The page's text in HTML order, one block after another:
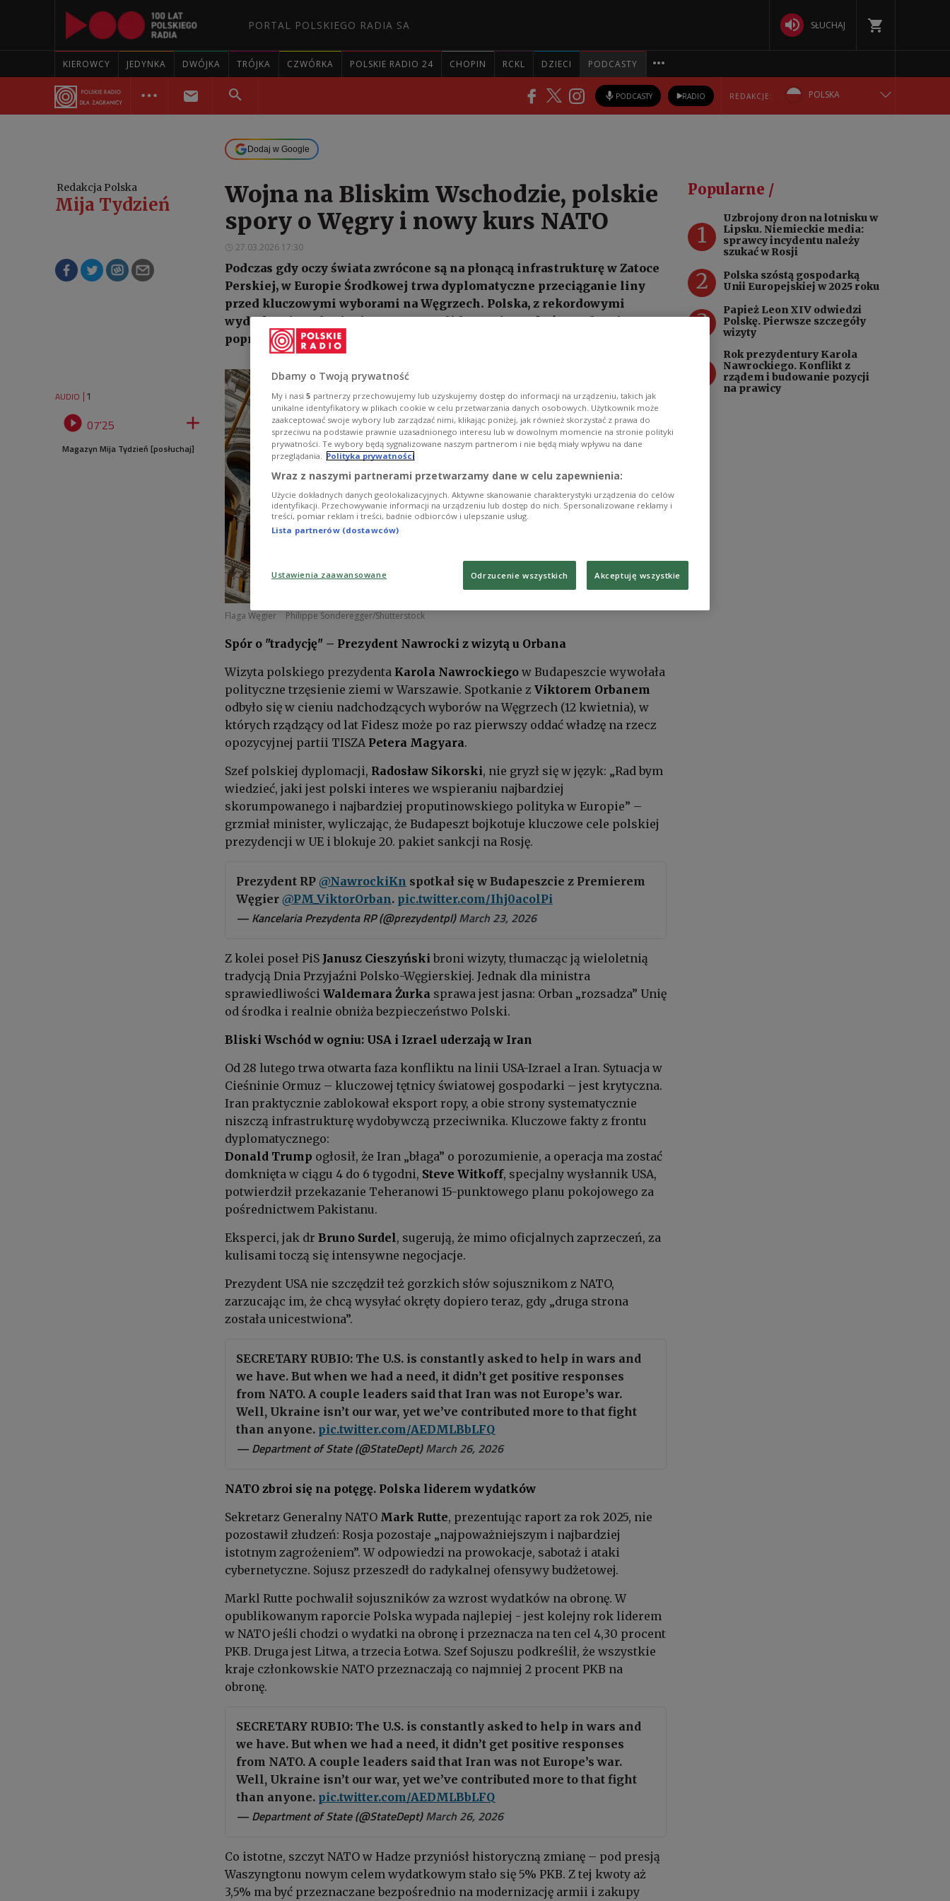
PORTAL POLSKIEGO RADIA SA SŁUCHAJ
KIEROWCY JEDYNKA DWÓJKA TRÓJKA CZWÓRKA POLSKIE RADIO 24 CHOPIN RCKL DZIECI PODCASTY
PODCASTY RADIO REDAKCJE: POLSKA
РУССКИЙ
УКРАЇНСЬКА
Dodaj w Google
Redakcja Polska
Mija Tydzień
Wojna na Bliskim Wschodzie, polskie
spory o Węgry i nowy kurs NATO
27.03.2026 17:30
Podczas gdy oczy świata zwrócone są na płonącą infrastrukturę w Zatoce
Perskiej, w Europie Środkowej trwa dyplomatyczne przeciąganie liny
przed kluczowymi wyborami na Węgrzech. Polska, z rekordowymi
wydatkami na zbrojenia, wyrasta na lidera Sojuszu, który podnosi
poprzeczkę do niebotycznego poziomu 5% PKB.
AUDIO 1
 07'25 
Magazyn Mija Tydzień [posłuchaj]
Flaga Węgier Philippe Sonderegger/Shutterstock
Spór o "tradycję" – Prezydent Nawrocki z wizytą u Orbana
Wizyta polskiego prezydenta Karola Nawrockiego w Budapeszcie wywołała
polityczne trzęsienie ziemi w Warszawie. Spotkanie z Viktorem Orbanem
odbyło się w cieniu nadchodzących wyborów na Węgrzech (12 kwietnia), w
których rządzący od lat Fidesz może po raz pierwszy oddać władzę na rzecz
opozycyjnej partii TISZA Petera Magyara.
Szef polskiej dyplomacji, Radosław Sikorski, nie gryzł się w język: „Rad bym
wiedzieć, jaki jest polski interes we wspieraniu najbardziej
skorumpowanego i najbardziej proputinowskiego polityka w Europie” –
grzmiał minister, wyliczając, że Budapeszt bojkotuje kluczowe cele polskiej
prezydencji w UE i blokuje 20. pakiet sankcji na Rosję.
Prezydent RP @NawrockiKn spotkał się w Budapeszcie z Premierem
Węgier @PM_ViktorOrban. pic.twitter.com/Ihj0acolPi
— Kancelaria Prezydenta RP (@prezydentpl)March 23, 2026
Z kolei poseł PiS Janusz Cieszyński broni wizyty, tłumacząc ją wieloletnią
tradycją Dnia Przyjaźni Polsko-Węgierskiej. Jednak dla ministra
sprawiedliwości Waldemara Żurka sprawa jest jasna: Orban „rozsadza” Unię
od środka i realnie obniża bezpieczeństwo Polski.
Bliski Wschód w ogniu: USA i Izrael uderzają w Iran
Od 28 lutego trwa otwarta faza konfliktu na linii USA-Izrael a Iran. Sytuacja w
Cieśninie Ormuz – kluczowej tętnicy światowej gospodarki – jest krytyczna.
Iran praktycznie zablokował eksport ropy, a obie strony systematycznie
niszczą infrastrukturę wydobywczą przeciwnika. Kluczowe fakty z frontu
dyplomatycznego:
Donald Trump ogłosił, że Iran „błaga” o porozumienie, a operacja ma zostać
domknięta w ciągu 4 do 6 tygodni, Steve Witkoff, specjalny wysłannik USA,
potwierdził przekazanie Teheranowi 15-punktowego planu pokojowego za
pośrednictwem Pakistanu.
Eksperci, jak dr Bruno Surdel, sugerują, że mimo oficjalnych zaprzeczeń, za
kulisami toczą się intensywne negocjacje.
Prezydent USA nie szczędził też gorzkich słów sojusznikom z NATO,
zarzucając im, że chcą wysyłać okręty dopiero teraz, gdy „druga strona
została unicestwiona”.
SECRETARY RUBIO: The U.S. is constantly asked to help in wars and
we have. But when we had a need, it didn’t get positive responses
from NATO. A couple leaders said that Iran was not Europe’s war.
Well, Ukraine isn’t our war, yet we’ve contributed more to that fight
than anyone. pic.twitter.com/AEDMLBbLFQ
— Department of State (@StateDept)March 26, 2026
NATO zbroi się na potęgę. Polska liderem wydatków
Sekretarz Generalny NATO Mark Rutte, prezentując raport za rok 2025, nie
pozostawił złudzeń: Rosja pozostaje „najpoważniejszym i najbardziej
istotnym zagrożeniem”. W odpowiedzi na prowokacje, sabotaż i ataki
cybernetyczne. Sojusz przeszedł do radykalnej ofensywy budżetowej.
Markl Rutte pochwalił sojuszników za wzrost wydatków na obronę. W
opublikowanym raporcie Polska wypada najlepiej - jest kolejny rok liderem
w NATO jeśli chodzi o wydatki na obronę i przeznacza na ten cel 4,30 procent
PKB. Druga jest Litwa, a trzecia Łotwa. Szef Sojuszu podkreślił, że wszystkie
kraje członkowskie NATO przeznaczają co najmniej 2 procent PKB na
obronę.
SECRETARY RUBIO: The U.S. is constantly asked to help in wars and
we have. But when we had a need, it didn’t get positive responses
from NATO. A couple leaders said that Iran was not Europe’s war.
Well, Ukraine isn’t our war, yet we’ve contributed more to that fight
than anyone. pic.twitter.com/AEDMLBbLFQ
— Department of State (@StateDept)March 26, 2026
Co istotne, szczyt NATO w Hadze przyniósł historyczną zmianę – pod presją
Waszyngtonu nowym celem wydatkowym stało się 5% PKB. Z tej kwoty aż
3,5% ma być przeznaczane bezpośrednio na modernizację armii i zakupy
Popularne /
1
Uzbrojony dron na lotnisku w
Lipsku. Niemieckie media:
sprawcy incydentu należy
szukać w Rosji
2
Polska szóstą gospodarką
Unii Europejskiej w 2025 roku
3
Papież Leon XIV odwiedzi
Polskę. Pierwsze szczegóły
wizyty
Rok prezydentury Karola
Nawrockiego. Konflikt z
rządem i budowanie pozycji
na prawicy
Dbamy o Twoją prywatność
My i nasi 5 partnerzy przechowujemy lub uzyskujemy dostęp do informacji na urządzeniu, takich jak
unikalne identyfikatory w plikach cookie w celu przetwarzania danych osobowych. Użytkownik może
zaakceptować swoje wybory lub zarządzać nimi, klikając poniżej, jak również skorzystać z prawa do
sprzeciwu na podstawie prawnie uzasadnionego interesu lub w dowolnym momencie na stronie polityki
prywatności. Te wybory będą sygnalizowane naszym partnerom i nie będą miały wpływu na dane
przeglądania. Polityka prywatności
Wraz z naszymi partnerami przetwarzamy dane w celu zapewnienia:
Użycie dokładnych danych geolokalizacyjnych. Aktywne skanowanie charakterystyki urządzenia do celów
identyfikacji. Przechowywanie informacji na urządzeniu lub dostęp do nich. Spersonalizowane reklamy i
treści, pomiar reklam i treści, badnie odbiorców i ulepszanie usług.
Lista partnerów (dostawców)
Ustawienia zaawansowane Odrzucenie wszystkich Akceptuję wszystkie